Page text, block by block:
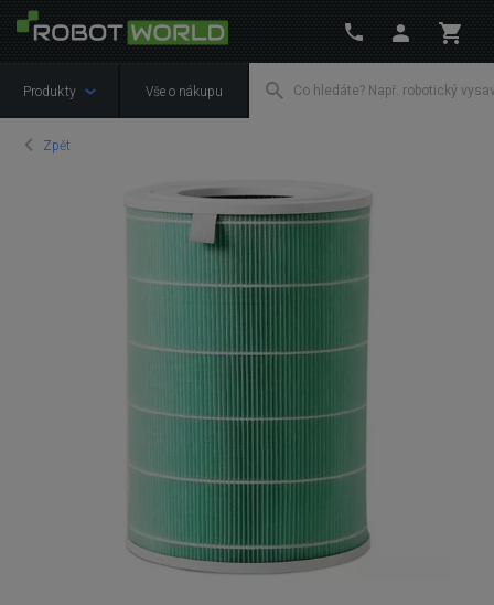
Produkty Vše o nákupu
Zpět